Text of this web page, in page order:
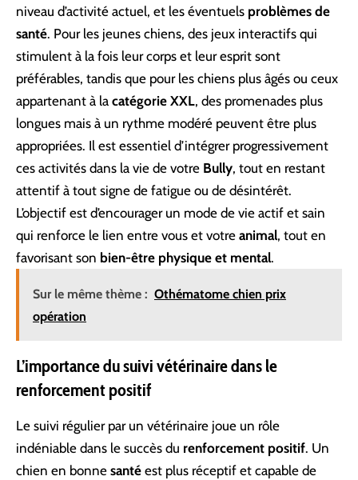
niveau d’activité actuel, et les éventuels problèmes de
santé. Pour les jeunes chiens, des jeux interactifs qui
stimulent à la fois leur corps et leur esprit sont
préférables, tandis que pour les chiens plus âgés ou ceux
appartenant à la catégorie XXL, des promenades plus
longues mais à un rythme modéré peuvent être plus
appropriées. Il est essentiel d’intégrer progressivement
ces activités dans la vie de votre Bully, tout en restant
attentif à tout signe de fatigue ou de désintérêt.
L’objectif est d’encourager un mode de vie actif et sain
qui renforce le lien entre vous et votre animal, tout en
favorisant son bien-être physique et mental.
Sur le même thème : Othématome chien prix
opération
L’importance du suivi vétérinaire dans le
renforcement positif
Le suivi régulier par un vétérinaire joue un rôle
indéniable dans le succès du renforcement positif. Un
chien en bonne santé est plus réceptif et capable de